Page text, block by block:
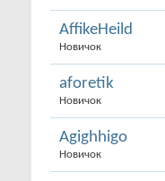
AffikeHeild
Новичок
aforetik
Новичок
Agighhigo
Новичок